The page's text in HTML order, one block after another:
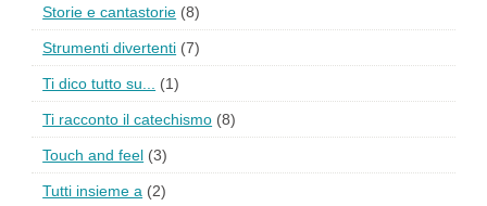
Storie e cantastorie (8)
Strumenti divertenti (7)
Ti dico tutto su... (1)
Ti racconto il catechismo (8)
Touch and feel (3)
Tutti insieme a (2)